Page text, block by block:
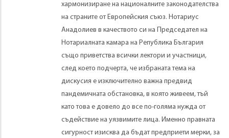
хармонизиране на националните законодателства
на страните от Европейския съюз. Нотариус
Анадолиев в качеството си на Председател на
Нотариалната камара на Република България
също приветства всички лектори и участници,
след което подчерта, че избраната тема на
дискусия е изключително важна предвид
пандемичната обстановка, в която живеем, тъй
като това е довело до все по-голяма нужда от
съдействие на уязвимите лица. Именно правната
сигурност изисква да бъдат предприети мерки, за